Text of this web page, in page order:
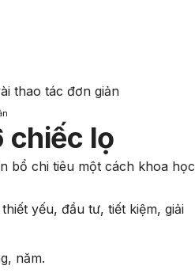
chiếc lọ
bổ chi tiêu một cách khoa học
yếu, đầu tư, tiết kiệm, giải
năm.